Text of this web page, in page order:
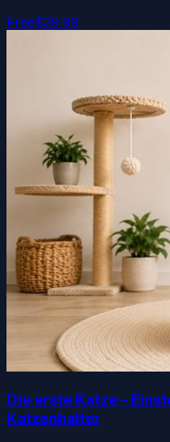
Free$39.99
Die erste Katze –
Katzenhalter